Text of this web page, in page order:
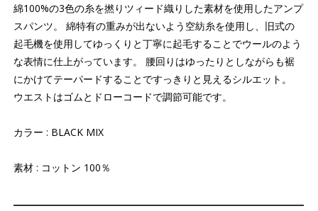
綿100%の3色の糸を撚りツィード織りした素材を使用したアンプ
スパンツ。 綿特有の重みが出ないよう空紡糸を使用し、旧式の
起毛機を使用してゆっくりと丁寧に起毛することでウールのよう
な表情に仕上がっています。 腰回りはゆったりとしながらも裾
にかけてテーパードすることですっきりと見えるシルエット。
ウエストはゴムとドローコードで調節可能です。
カラー : BLACK MIX
素材 : コットン 100％